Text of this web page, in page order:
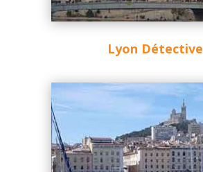
Lyon Détective